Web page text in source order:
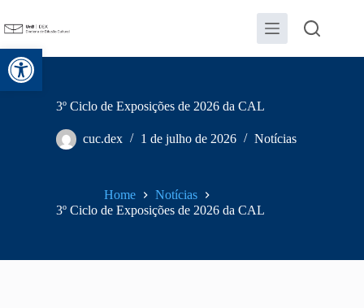
Abrir a barra de ferramentas
3º Ciclo de Exposições de 2026 da CAL
cuc.dex 1 de julho de 2026 Notícias
Home
Notícias
3º Ciclo de Exposições de 2026 da CAL